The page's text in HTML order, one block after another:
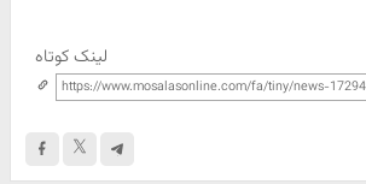
لینک کوتاه